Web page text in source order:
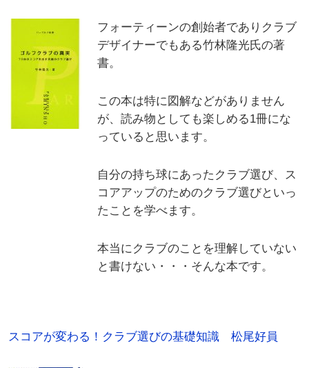
フォーティーンの創始者でありクラブ
デザイナーでもある竹林隆光氏の著
書。
この本は特に図解などがありません
が、読み物としても楽しめる1冊にな
っていると思います。
自分の持ち球にあったクラブ選び、ス
コアアップのためのクラブ選びといっ
たことを学べます。
本当にクラブのことを理解していない
と書けない・・・そんな本です。
スコアが変わる！クラブ選びの基礎知識 松尾好員